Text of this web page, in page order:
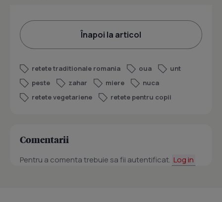
Înapoi la articol
retete traditionale romania oua
unt
peste
zahar miere
nuca
retete vegetariene
retete pentru copii
Comentarii
Pentru a comenta trebuie sa fii autentificat. Log in